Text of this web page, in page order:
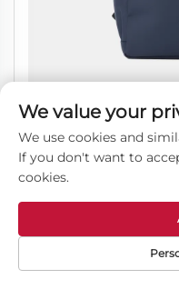
Savremena poslovna
We value your
We use cookies and
If you don't want to
cookies.